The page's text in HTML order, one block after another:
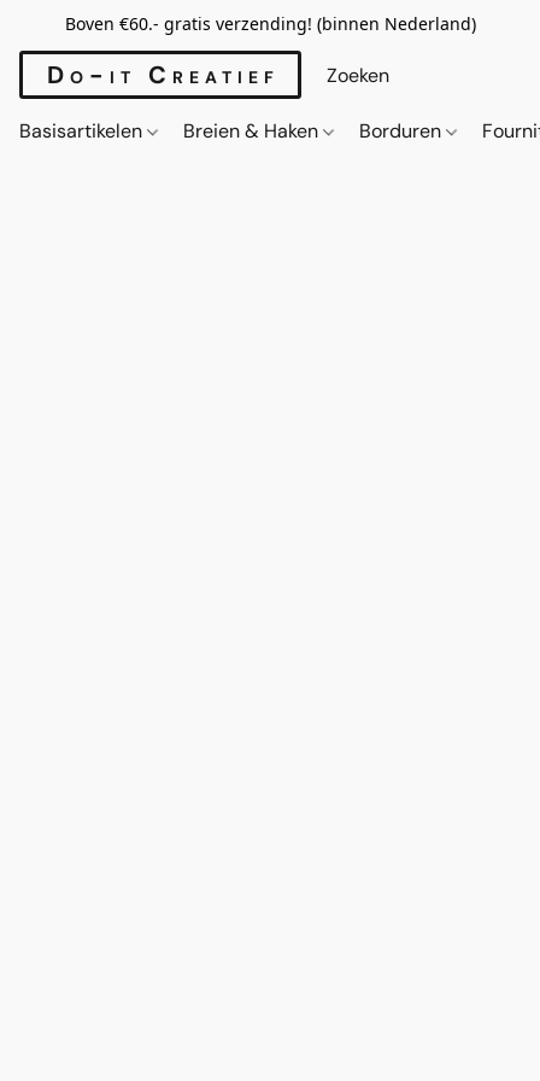
Boven €60.- gratis verzending! (binnen Nederland)
Do-it Creatief
Basisartikelen Breien & Haken Borduren